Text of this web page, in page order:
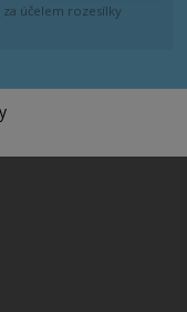
za účelem rozesílky